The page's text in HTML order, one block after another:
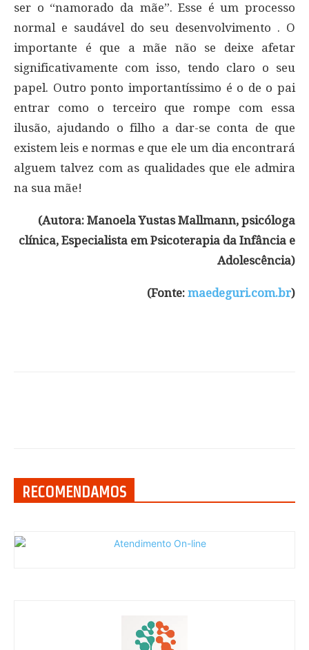
ser o “namorado da mãe”. Esse é um processo
normal e saudável do seu desenvolvimento . O
importante é que a mãe não se deixe afetar
significativamente com isso, tendo claro o seu
papel. Outro ponto importantíssimo é o de o pai
entrar como o terceiro que rompe com essa
ilusão, ajudando o filho a dar-se conta de que
existem leis e normas e que ele um dia encontrará
alguem talvez com as qualidades que ele admira
na sua mãe!
(Autora: Manoela Yustas Mallmann, psicóloga
clínica, Especialista em Psicoterapia da Infância e
Adolescência)
(Fonte: maedeguri.com.br)
RECOMENDAMOS